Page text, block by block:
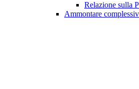
Relazione sulla
Ammontare